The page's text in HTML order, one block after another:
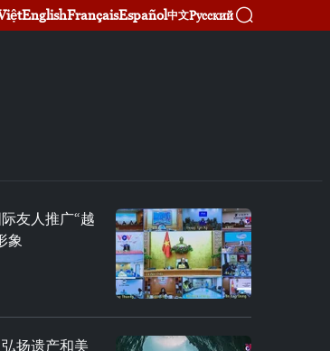
EnglishFrançaisEspañol中文Русский
友人推广“越
象
扬遗产和美